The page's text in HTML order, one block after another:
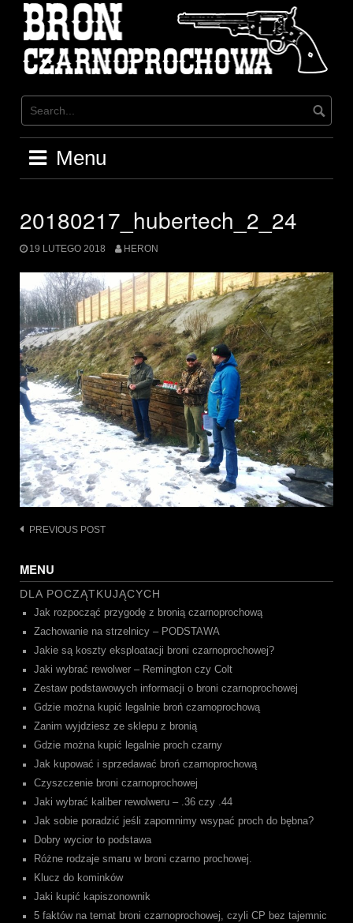
content
Menu
20180217_hubertech_2_24
19 LUTEGO 2018 HERON
Post
PREVIOUS POST
MENU
DLA POCZĄTKUJĄCYCH
Jak rozpocząć przygodę z bronią czarnoprochową
Zachowanie na strzelnicy – PODSTAWA
Jakie są koszty eksploatacji broni czarnoprochowej?
Jaki wybrać rewolwer – Remington czy Colt
Zestaw podstawowych informacji o broni czarnoprochowej
Gdzie można kupić legalnie broń czarnoprochową
Zanim wyjdziesz ze sklepu z bronią
Gdzie można kupić legalnie proch czarny
Jak kupować i sprzedawać broń czarnoprochową
Czyszczenie broni czarnoprochowej
Jaki wybrać kaliber rewolweru – .36 czy .44
Jak sobie poradzić jeśli zapomnimy wsypać proch do bębna?
Dobry wycior to podstawa
Różne rodzaje smaru w broni czarno prochowej.
Klucz do kominków
Jaki kupić kapiszonownik
5 faktów na temat broni czarnoprochowej, czyli CP bez tajemnic